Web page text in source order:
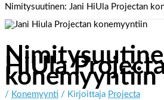
Nimitysuutinen: Jani HiUla Projectan
HiUla
konemyyntiin
/ Konemyynti / Kirjoittaja Projecta